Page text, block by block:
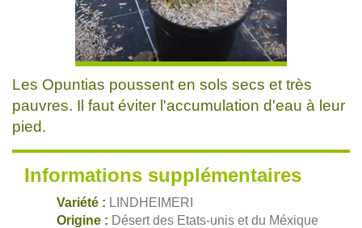
Les Opuntias poussent en sols secs et très
pauvres. Il faut éviter l'accumulation d'eau à leur
pied.
Informations supplémentaires
Variété : LINDHEIMERI
Origine : Désert des Etats-unis et du Méxique